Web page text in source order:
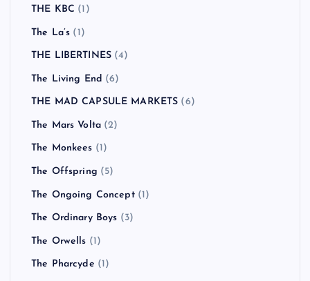
THE KBC (1)
The La’s (1)
THE LIBERTINES (4)
The Living End (6)
THE MAD CAPSULE MARKETS (6)
The Mars Volta (2)
The Monkees (1)
The Offspring (5)
The Ongoing Concept(1)
The Ordinary Boys (3)
The Orwells (1)
The Pharcyde (1)